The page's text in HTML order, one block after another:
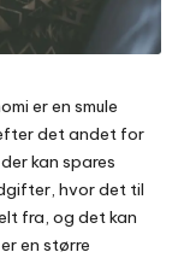
er en smule
det andet for
kan spares
hvor det til
fra, og det kan
en større